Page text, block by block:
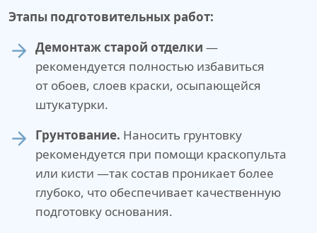
Этапы подготовительных работ:
Демонтаж старой отделки —
рекомендуется полностью избавиться
от обоев, слоев краски, осыпающейся
штукатурки.
Грунтование. Наносить грунтовку
рекомендуется при помощи краскопульта
или кисти —так состав проникает более
глубоко, что обеспечивает качественную
подготовку основания.